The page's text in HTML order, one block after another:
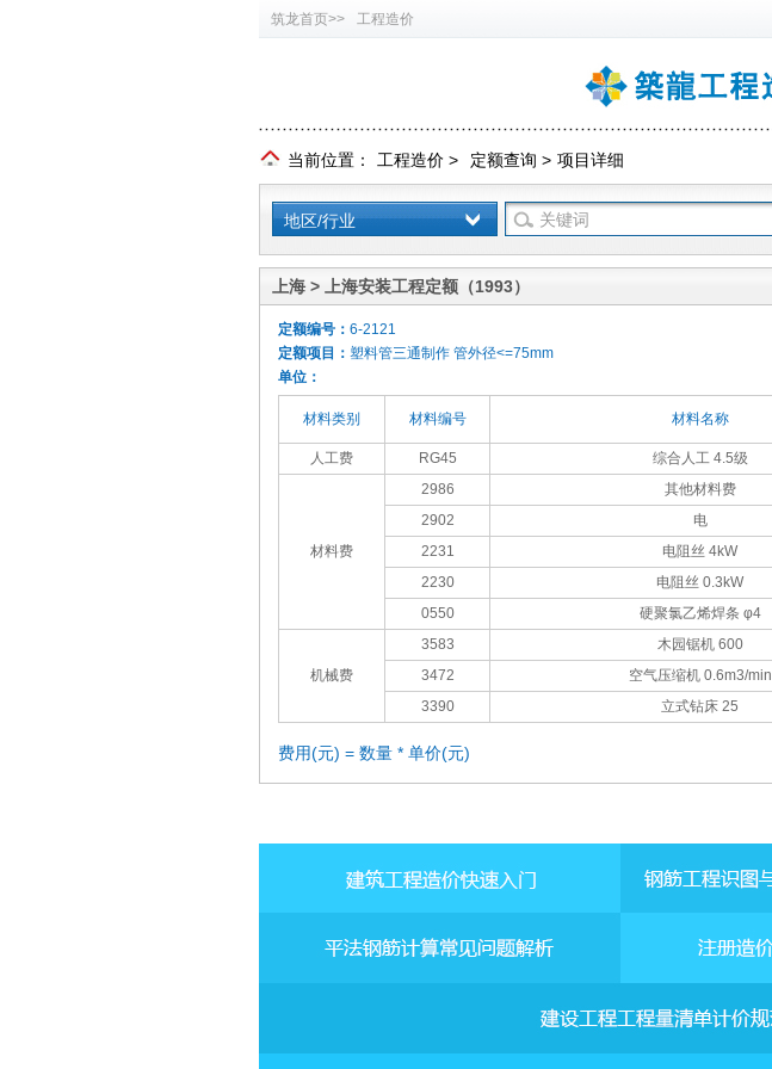
筑龙首页>> 工程造价
当前位置： 工程造价 > 定额查询 > 项目详细
地区/行业
上海 > 上海安装工程定额（1993）
定额编号： 6-2121
定额项目： 塑料管三通制作 管外径<=75mm
单位：
材料类别 材料编号 材料名称
人工费 RG45 综合人工 4.5级
材料费
2986 其他材料费
2902
电
2231
电阻丝 4kW
2230
电阻丝 0.3kW
0550
硬聚氯乙烯焊条 φ4
机械费
3583 木园锯机 600
3472
空气压缩机 0.6m3/min
3390
立式钻床 25
费用(元) = 数量 * 单价(元)